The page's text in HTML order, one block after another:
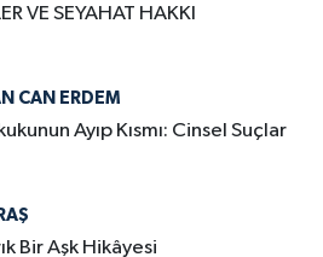
VE SEYAHAT HAKKI
CAN ERDEM
Ayıp Kısmı: Cinsel Suçlar
Bir Aşk Hikâyesi